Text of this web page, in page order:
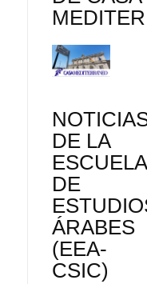
DE LA
ESCUELA
DE
ÁRABES
(EEA-
CSIC)